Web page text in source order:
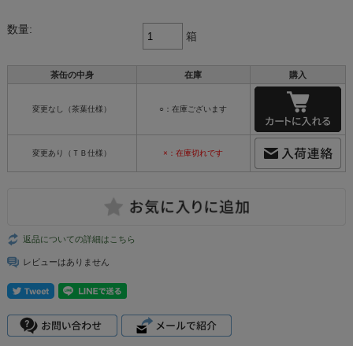
数量:
箱
茶缶の中身 在庫 購入
変更なし（茶葉仕様） ○：在庫ございます
変更あり（ＴＢ仕様） ×：在庫切れです
返品についての詳細はこちら
レビューはありません